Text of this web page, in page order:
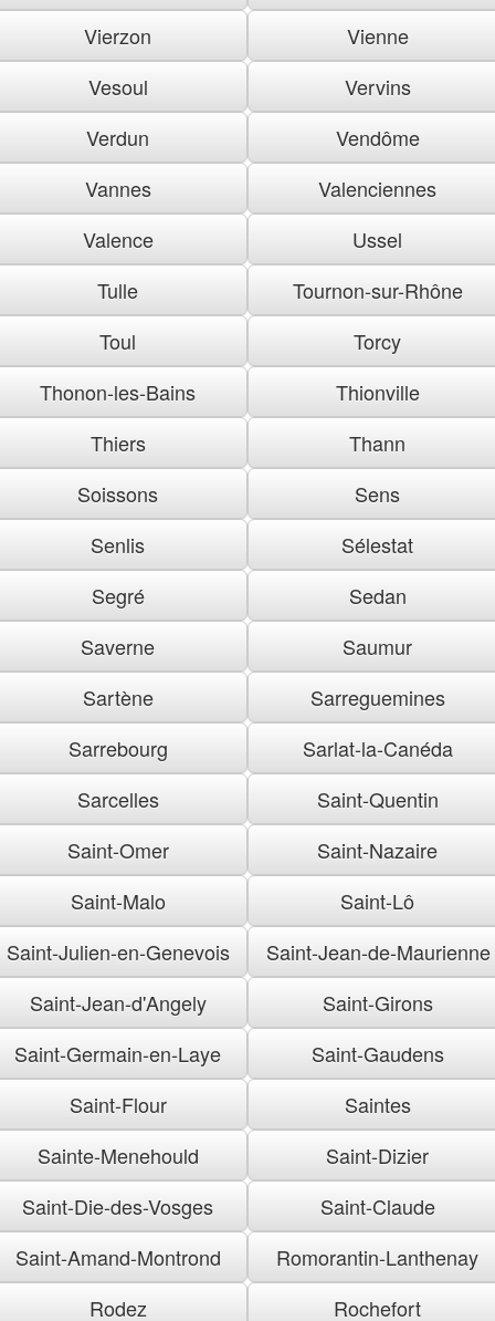
Vierzon
Vienne
Vesoul
Vervins
Verdun
Vendôme
Vannes
Valenciennes
Valence
Ussel
Tulle
Tournon-sur-Rhône
Toul
Torcy
Thonon-les-Bains
Thionville
Thiers
Thann
Soissons
Sens
Senlis
Sélestat
Segré
Sedan
Saverne
Saumur
Sartène
Sarreguemines
Sarrebourg
Sarlat-la-Canéda
Sarcelles
Saint-Quentin
Saint-Omer
Saint-Nazaire
Saint-Malo
Saint-Lô
Saint-Julien-en-Genevois
Saint-Jean-de-Maurienne
Saint-Jean-d'Angely
Saint-Girons
Saint-Germain-en-Laye
Saint-Gaudens
Saint-Flour
Saintes
Sainte-Menehould
Saint-Dizier
Saint-Die-des-Vosges
Saint-Claude
Saint-Amand-Montrond
Romorantin-Lanthenay
Rodez
Rochefort